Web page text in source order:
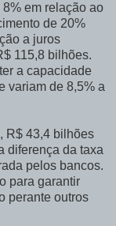
em relação ao
de 20%
a juros
115,8 bilhões.
a capacidade
variam de 8,5% a
R$ 43,4 bilhões
diferença da taxa
pelos bancos.
para garantir
perante outros